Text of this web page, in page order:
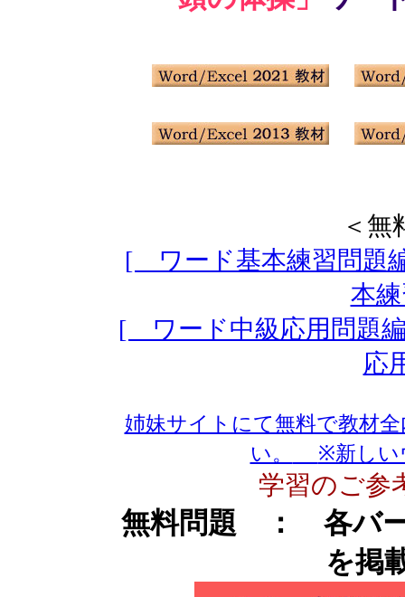
＜無
[ ワード基本練習問
本
[ ワード中級応用問題
応
姉妹サイトにて無料で教材
い。
※新しい
学習のご参
無料問題 ： 各バー
を掲